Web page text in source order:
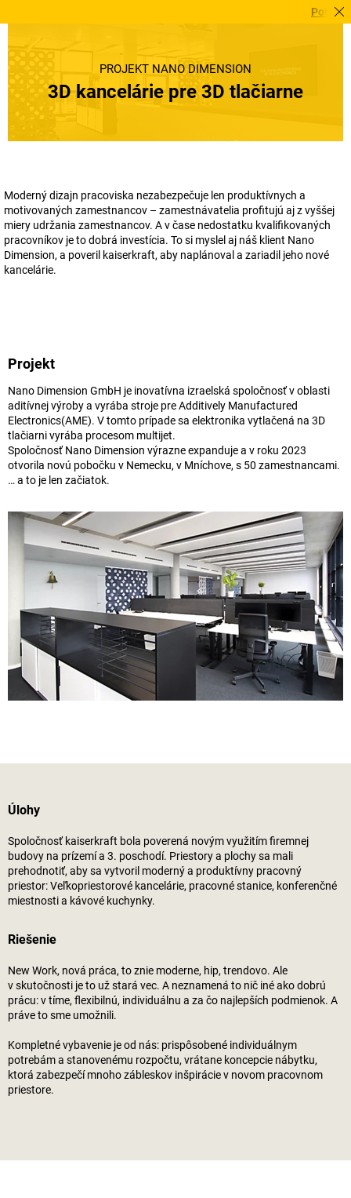
Potrebujete
PROJEKT NANO DIMENSION
3D kancelárie pre 3D tlačiarne
Moderný dizajn pracoviska nezabezpečuje len produktívnych a
motivovaných zamestnancov – zamestnávatelia profitujú aj z vyššej
miery udržania zamestnancov. A v čase nedostatku kvalifikovaných
pracovníkov je to dobrá investícia. To si myslel aj náš klient Nano
Dimension, a poveril kaiserkraft, aby naplánoval a zariadil jeho nové
kancelárie.
Projekt
Nano Dimension GmbH je inovatívna izraelská spoločnosť v oblasti
aditívnej výroby a vyrába stroje pre Additively Manufactured
Electronics(AME). V tomto prípade sa elektronika vytlačená na 3D
tlačiarni vyrába procesom multijet.
Spoločnosť Nano Dimension výrazne expanduje a v roku 2023
otvorila novú pobočku v Nemecku, v Mníchove, s 50 zamestnancami.
… a to je len začiatok.
Úlohy
Spoločnosť kaiserkraft bola poverená novým využitím firemnej
budovy na prízemí a 3. poschodí. Priestory a plochy sa mali
prehodnotiť, aby sa vytvoril moderný a produktívny pracovný
priestor: Veľkopriestorové kancelárie, pracovné stanice, konferenčné
miestnosti a kávové kuchynky.
Riešenie
New Work, nová práca, to znie moderne, hip, trendovo. Ale
v skutočnosti je to už stará vec. A neznamená to nič iné ako dobrú
prácu: v tíme, flexibilnú, individuálnu a za čo najlepších podmienok. A
práve to sme umožnili.
Kompletné vybavenie je od nás: prispôsobené individuálnym
potrebám a stanovenému rozpočtu, vrátane koncepcie nábytku,
ktorá zabezpečí mnoho zábleskov inšpirácie v novom pracovnom
priestore.